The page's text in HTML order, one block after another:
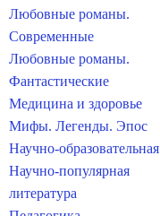
Любовные романы.
Современные
Любовные романы.
Фантастические
Медицина и здоровье
Мифы. Легенды. Эпос
Научно-образовательная
Научно-популярная
литература